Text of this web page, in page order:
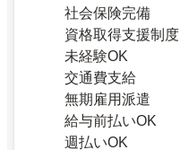
社会保険完備
資格取得支援制度
未経験OK
交通費支給
無期雇用派遣
給与前払いOK
週払いOK